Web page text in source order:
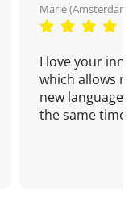
Marie
I love your
which allows
new language
the same time!